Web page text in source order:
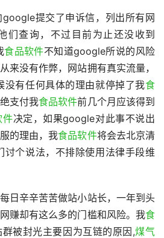
google提交了申诉信，列出所有网
们查询，不过目前为止还没收到
食品软件不知道google所说的风险
从来没有作弊，网站拥有真实流量，
有任何具体的理由就停掉了我食
支付我食品软件前几个月应该得到
件决定，如果google对此事不说出
的理由，我食品软件将会去北京清
个说法，不排除使用法律手段维
日辛辛苦苦做站小站长，一年到头
赚却有这么多的门槛和风险。我食
被封光主要因为互链的原因,煤气